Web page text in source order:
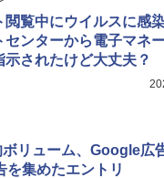
閲覧中にウイルスに感
センターから電子マネ
示されたけど大丈夫？
リューム、Google広
を集めたエントリ